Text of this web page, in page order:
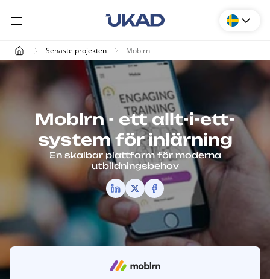
Senaste projekten Moblrn
Moblrn - ett allt-i-ett-
system för inlärning
En skalbar plattform för moderna
utbildningsbehov